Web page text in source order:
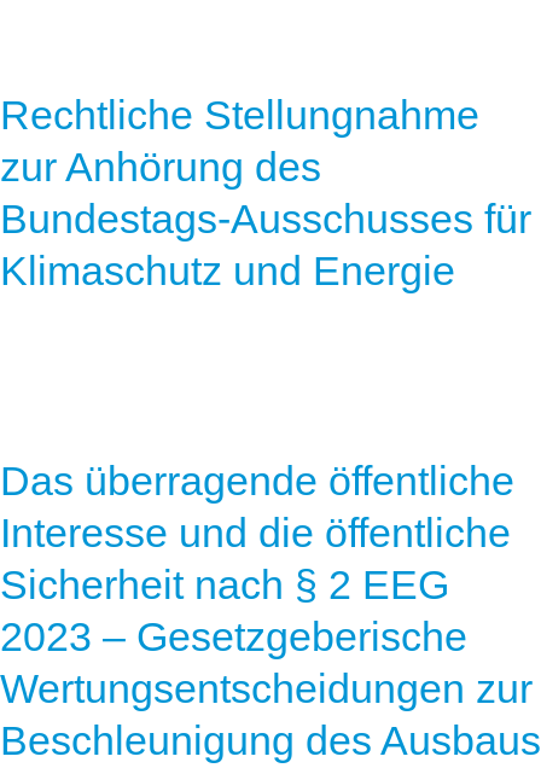
Rechtliche Stellungnahme
zur Anhörung des
Bundestags-Ausschusses für
Klimaschutz und Energie
Das überragende öffentliche
Interesse und die öffentliche
Sicherheit nach § 2 EEG
2023 – Gesetzgeberische
Wertungsentscheidungen zur
Beschleunigung des Ausbaus